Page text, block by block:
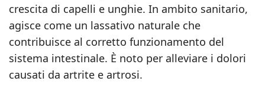
crescita di capelli e unghie. In ambito sanitario,
agisce come un lassativo naturale che
contribuisce al corretto funzionamento del
sistema intestinale. È noto per alleviare i dolori
causati da artrite e artrosi.